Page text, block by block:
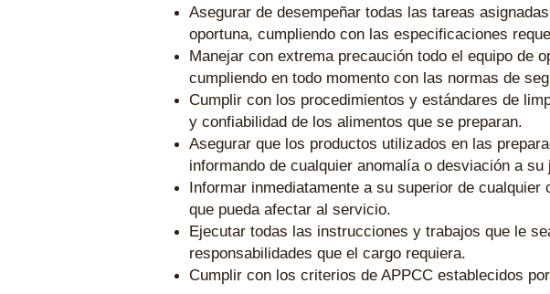
Asegurar de desempeñar todas las tareas
oportuna, cumpliendo con las especificaciones
Manejar con extrema precaución todo el equipo de
cumpliendo en todo momento con las normas de
Cumplir con los procedimientos y estándares de
y confiabilidad de los alimentos que se preparan.
Asegurar que los productos utilizados en las
informando de cualquier anomalía o desviación a su
Informar inmediatamente a su superior de
que pueda afectar al servicio.
Ejecutar todas las instrucciones y trabajos que le
responsabilidades que el cargo requiera.
Cumplir con los criterios de APPCC establecidos